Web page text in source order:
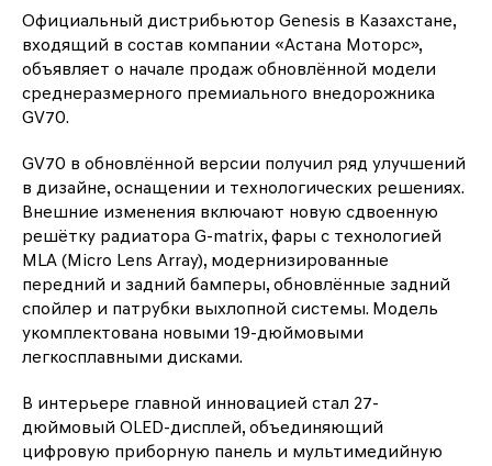
Официальный дистрибьютор Genesis в Казахстане,
входящий в состав компании «Астана Моторс»,
объявляет о начале продаж обновлённой модели
cреднеразмерного премиального внедорожника
GV70.
GV70 в обновлённой версии получил ряд улучшений
в дизайне, оснащении и технологических решениях.
Внешние изменения включают новую сдвоенную
решётку радиатора G-matrix, фары с технологией
MLA (Micro Lens Array), модернизированные
передний и задний бамперы, обновлённые задний
спойлер и патрубки выхлопной системы. Модель
укомплектована новыми 19-дюймовыми
легкосплавными дисками.
В интерьере главной инновацией стал 27-
дюймовый OLED-дисплей, объединяющий
цифровую приборную панель и мультимедийную